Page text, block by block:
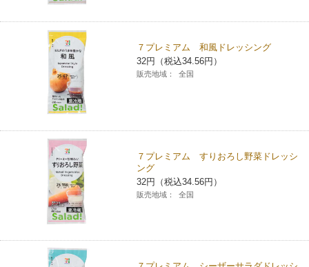
保険
学び・教育
宅配ロッカー（店舗限定）
自転車シェアリング（店舗限定）
モバイルバッテリーシェアリング（店舗限定）
モバイルWi-Fiバッテリーシェアリング（店舗限定）
荷物預かりサービス「ecbocloakエクボクローク」（店舗限定）
パウダースペース ラブン（店舗限定）
セブン‐イレブンの「商品力」
セブン-イレブンの横顔
セブン-イレブンの歴史
７プレミアム 和風ドレッシング
32円（税込34.56円）
販売地域： 全国
７プレミアム すりおろし野菜ドレッシ
ング
32円（税込34.56円）
販売地域： 全国